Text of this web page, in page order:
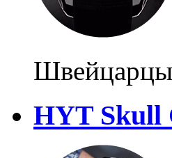
Швейцарцы
HYT Skull